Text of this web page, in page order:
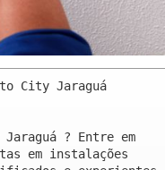
City Jaraguá
? Entre em
em instalações